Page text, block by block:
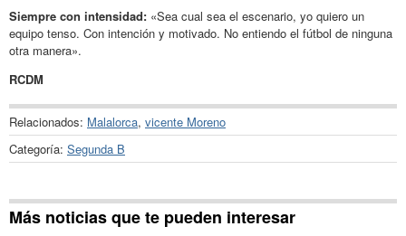
Siempre con intensidad: «Sea cual sea el escenario, yo quiero un
equipo tenso. Con intención y motivado. No entiendo el fútbol de ninguna
otra manera».
RCDM
Relacionados: Malalorca, vicente Moreno
Categoría: Segunda B
Más noticias que te pueden interesar